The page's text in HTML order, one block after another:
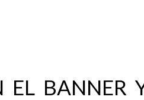
EL BANNER